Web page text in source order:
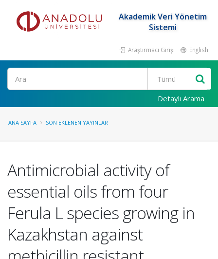
Akademik Veri Yönetim
Sistemi
Araştırmacı Girişi English
Ara
Detaylı Arama
ANA SAYFA SON EKLENEN YAYINLAR
Antimicrobial activity of
essential oils from four
Ferula L species growing in
Kazakhstan against